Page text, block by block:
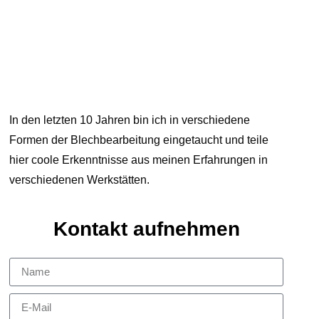
In den letzten 10 Jahren bin ich in verschiedene
Formen der Blechbearbeitung eingetaucht und teile
hier coole Erkenntnisse aus meinen Erfahrungen in
verschiedenen Werkstätten.
Kontakt aufnehmen